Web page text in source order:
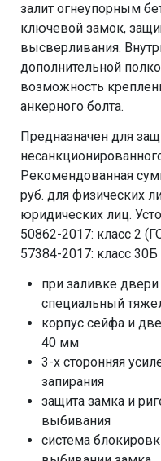
залит огнеупорным
ключевой замок,
высверливания.
дополнительной
возможность
анкерного болта.
Предназначен для
Рекомендованная
руб. для физических
юридических лиц.
50862-2017: класс 2
57384-2017: класс
при заливке двери
специальный
корпус сейфа и
40 мм
3-х сторонняя
запирания
защита замка и
выбивания
система